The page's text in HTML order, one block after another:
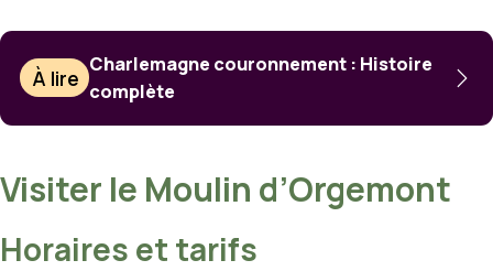
À lire
Charlemagne couronnement : Histoire
complète
Visiter le Moulin d’Orgemont
Horaires et tarifs